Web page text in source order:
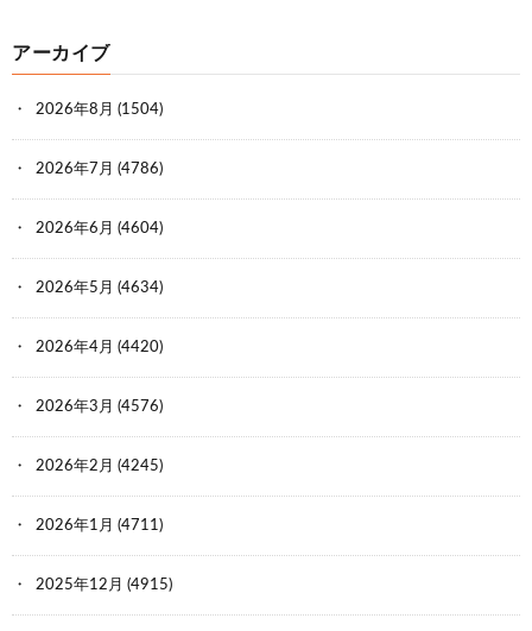
アーカイブ
2026年8月 (1504)
2026年7月 (4786)
2026年6月 (4604)
2026年5月 (4634)
2026年4月 (4420)
2026年3月 (4576)
2026年2月 (4245)
2026年1月 (4711)
2025年12月 (4915)